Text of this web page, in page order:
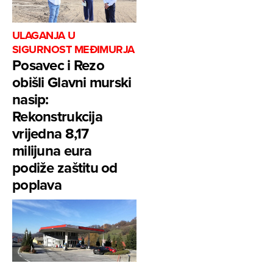
ULAGANJA U
SIGURNOST MEĐIMURJA
Posavec i Rezo
obišli Glavni murski
nasip:
Rekonstrukcija
vrijedna 8,17
milijuna eura
podiže zaštitu od
poplava